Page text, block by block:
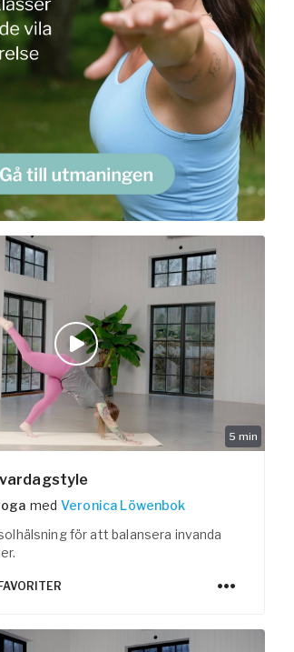
5 min
med Veronica Löwenbok
för att balansera invanda